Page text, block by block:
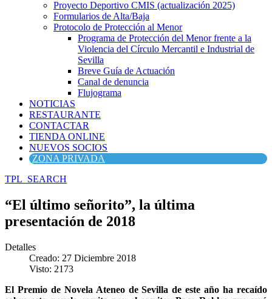
Proyecto Deportivo CMIS (actualización 2025)
Formularios de Alta/Baja
Protocolo de Protección al Menor
Programa de Protección del Menor frente a la
Violencia del Círculo Mercantil e Industrial de
Sevilla
Breve Guía de Actuación
Canal de denuncia
Flujograma
NOTICIAS
RESTAURANTE
CONTACTAR
TIENDA ONLINE
NUEVOS SOCIOS
ZONA PRIVADA
TPL_SEARCH
“El último señorito”, la última
presentación de 2018
Detalles
Creado: 27 Diciembre 2018
Visto: 2173
El Premio de Novela Ateneo de Sevilla de este año ha recaído